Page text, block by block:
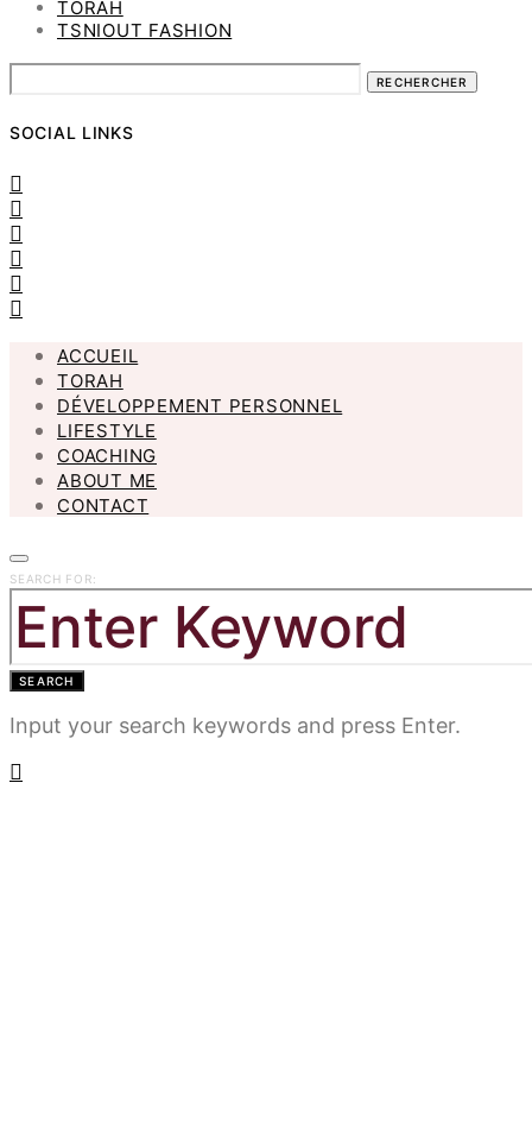
TORAH
TSNIOUT FASHION
RECHERCHER
SOCIAL LINKS
ACCUEIL
TORAH
DÉVELOPPEMENT PERSONNEL
LIFESTYLE
COACHING
ABOUT ME
CONTACT
SEARCH FOR:
SEARCH
Input your search keywords and press Enter.